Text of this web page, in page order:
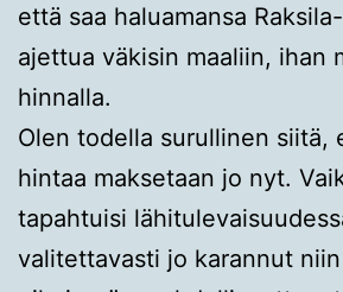
että saa haluamansa
ajettua väkisin maaliin, ihan
hinnalla.
Olen todella surullinen siitä,
hintaa maksetaan jo nyt.
tapahtuisi
valitettavasti jo karannut